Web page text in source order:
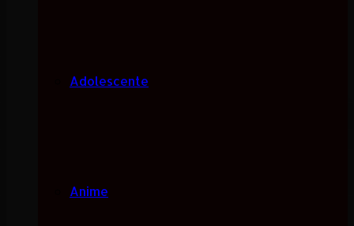
Adolescente
Anime